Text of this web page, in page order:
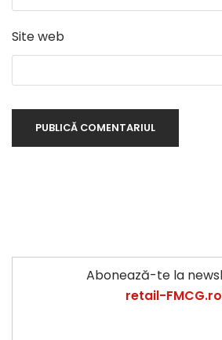
Site web
Abonează-te la
retail-FMCG.ro